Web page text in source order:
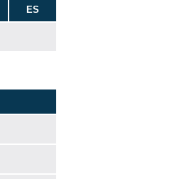
ES